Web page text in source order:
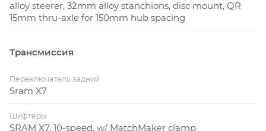
тормоза, ширина задней втулки 190 мм,
Ростовка
S, M, L, XL
alloy steerer, 32mm alloy stanchions, disc mount, QR
15mm thru-axle for 150mm hub spacing
Трансмиссия
Переключатель задний
Sram X7
Шифтеры
SRAM X7, 10-speed, w/ MatchMaker clamp